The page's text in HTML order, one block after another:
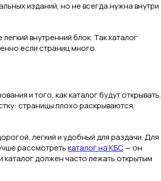
изданий, но не всегда нужна внутри
внутренний блок. Так каталог
если страниц много.
и того, как каталог будут открывать.
страницы плохо раскрываются,
легкий и удобный для раздачи. Для
рассмотретькаталог на КБС— он
каталог должен часто лежать открытым